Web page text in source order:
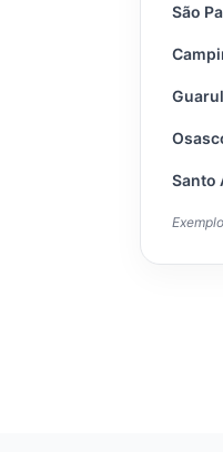
São
Santo